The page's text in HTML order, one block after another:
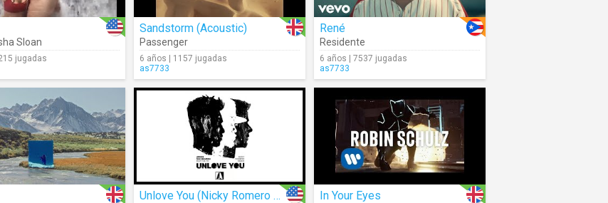
Sloan
jugadas
Sandstorm (Acoustic)
Passenger
6 años | 1157 jugadas
as7733
René
Residente
6 años | 7537 jugadas
as7733
Unlove You (Nicky Romero Remix) In Your Eyes